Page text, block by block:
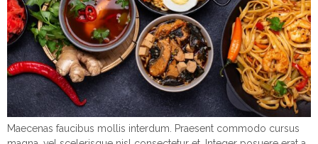
Maecenas faucibus mollis interdum. Praesent commodo cursus